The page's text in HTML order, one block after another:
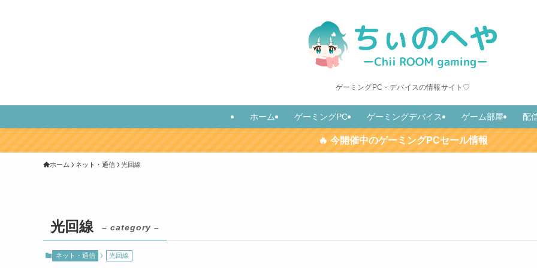
ゲーミングPC・デバイスの情報サイト♡
ホーム ゲーミングPC ゲーミングデバイス ゲーム部屋 配
🔥 今開催中のゲーミングPCセール情報
ホーム ネット・通信 光回線
光回線 – category –
ネット・通信 光回線